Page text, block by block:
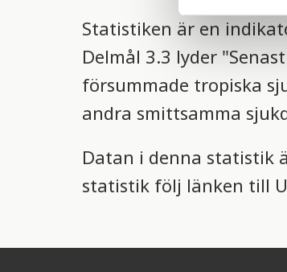
e
l
e
c
t
i
Statistiken är en
Delmål 3.3 lyder
försummade tropiska
andra smittsamma
Datan i denna statistik
statistik följ länken till